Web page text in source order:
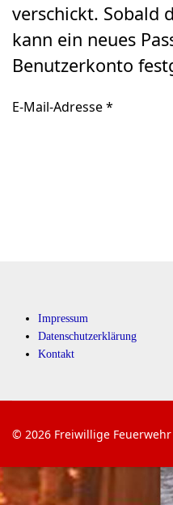
verschickt. Sobald
kann ein neues
Benutzerkonto
E-Mail-Adresse*
Impressum
Datenschutzerklärung
Kontakt
© 2026 Freiwillige